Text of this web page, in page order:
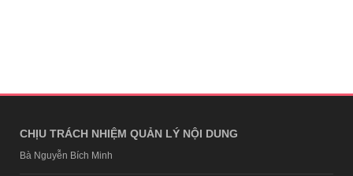
CHỊU TRÁCH NHIỆM QUẢN LÝ NỘI DUNG
Bà Nguyễn Bích Minh